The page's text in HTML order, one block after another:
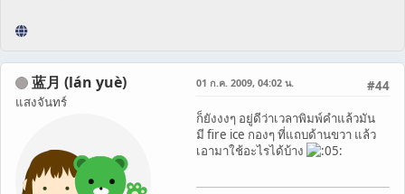
蓝月 (lán yuè)
แสงจันทร์
#44
01 ก.ค. 2009, 04:02 น.
ก็ยังงงๆ อยู่ดีว่าเวลาพิมพ์คำแล้วมัน
มี fire ice กองๆ ที่แถบด้านขวา แล้ว
เอามาใช้อะไรได้บ้าง